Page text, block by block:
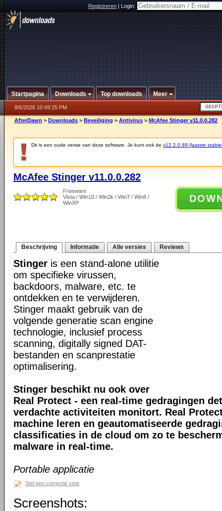
Registreren|Login:
Startpagina Downloads Top downloads Meer
8/6/2026 10:49:25 PM
AfterDawn > Downloads > Beveiliging > Antivirus > McAfee Stinger v11.0.0.282
Dit is een oude versie van deze software. Je kunt ook de v12.2.0.89 (laatste
McAfee Stinger v11.0.0.282
Freeware
Vista / Win10 / Win2k / Win7 / Win8 /
WinXP
Beschrijving Informatie Alle versies Reviews
Stinger is een stand-alone utilitie
om specifieke virussen,
backdoors, malware, etc. te
ontdekken en te verwijderen.
Stinger maakt gebruik van de
volgende generatie scan engine
technologie, inclusief process
scanning, digitally signed DAT-
bestanden en scanprestatie
optimalisering.
Stinger beschikt nu ook over
Real Protect - een real-time gedragingen
verdachte activiteiten monitort. Real
machine leren en geautomatiseerde
classificaties in de cloud om zo te
malware in real-time.
Portable applicatie
Stel een correctie voor
Screenshots: